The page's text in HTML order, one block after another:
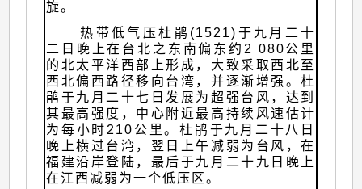
旋。
热带低气压杜鹃(1521)于九月二十
二日晚上在台北之东南偏东约2 080公里
的北太平洋西部上形成，大致采取西北至
西北偏西路径移向台湾，并逐渐增强。杜
鹃于九月二十七日发展为超强台风，达到
其最高强度，中心附近最高持续风速估计
为每小时210公里。杜鹃于九月二十八日
晚上横过台湾，翌日上午减弱为台风，在
福建沿岸登陆，最后于九月二十九日晚上
在江西减弱为一个低压区。